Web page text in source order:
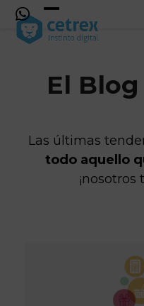
Skip
content
Open
mobile
menu
Close
mobile
menu
El
Las últimas
todo aquello